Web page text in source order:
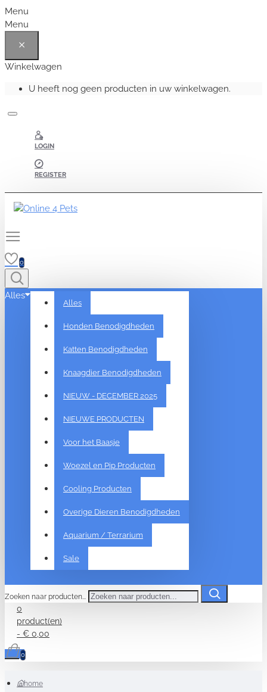
Menu
Menu
Winkelwagen
U heeft nog geen producten in uw winkelwagen.
LOGIN
REGISTER
0
Alles
Alles
Honden Benodigdheden
Katten Benodigdheden
Knaagdier Benodigdheden
NIEUW - DECEMBER 2025
NIEUWE PRODUCTEN
Voor het Baasje
Woezel en Pip Producten
Cooling Producten
Overige Dieren Benodigdheden
Aquarium / Terrarium
Sale
Zoeken naar producten...
0
product(en)
- € 0,00
0
home